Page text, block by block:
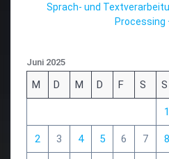
Sprach- und
Processing
Juni 2025
M D M D F S S
1
2 3 4 5 6 7 8